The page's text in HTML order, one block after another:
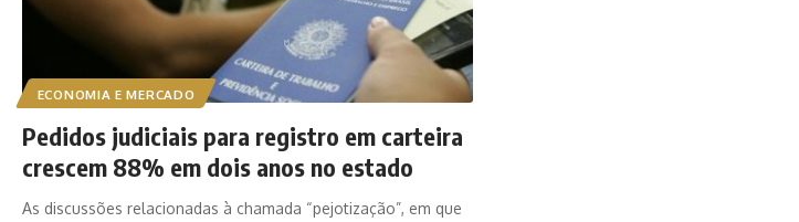
ECONOMIA E MERCADO
Pedidos judiciais para registro em carteira
crescem 88% em dois anos no estado
As discussões relacionadas à chamada “pejotização”, em que